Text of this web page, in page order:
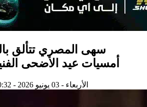
سهى المصري تتألق
أمسيات عيد الأضحى
الأربعاء - 03 يونيو 2026 - 10:32 ص بتوقيت عدن